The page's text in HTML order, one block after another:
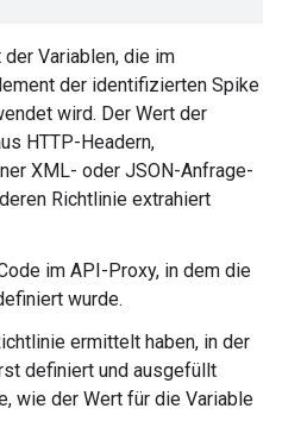
Variablen, die im
der identifizierten Spike
wird. Der Wert der
HTTP-Headern,
XML- oder JSON-Anfrage-
Richtlinie extrahiert
im API-Proxy, in dem die
wurde.
ermittelt haben, in der
definiert und ausgefüllt
wie der Wert für die Variable